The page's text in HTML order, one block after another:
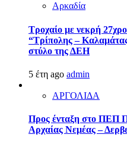
Αρκαδία
Τροχαίο με νεκρή
“Τρίπολης –
στύλο της ΔΕΗ
5 έτη ago admin
ΑΡΓΟΛΙΔΑ
Προς ένταξη στο ΠΕΠ
Αρχαίας Νεμέας –